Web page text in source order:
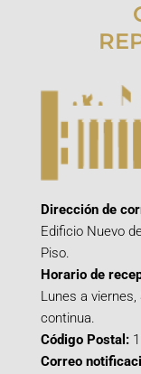
Dirección de
Edificio Nuevo
Piso.
Horario de
Lunes a viernes,
continua.
Código Postal:
Correo